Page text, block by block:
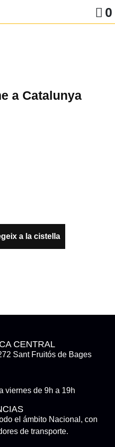
0
a Catalunya
a la cistella
CENTRAL
Sant Fruitós de Bages
viernes de 9h a 19h
el ámbito Nacional, con
de transporte.